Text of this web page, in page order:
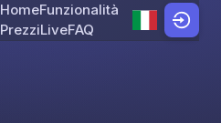
Skip to content
HomeFunzionalità
PrezziLiveFAQ